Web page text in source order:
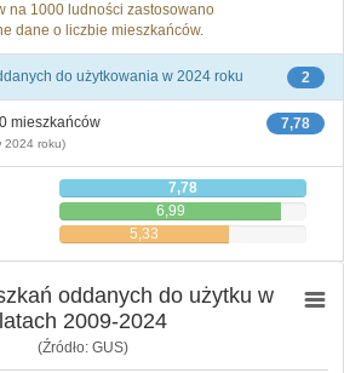
na 1000 ludności zastosowano
dane o liczbie mieszkańców.
2
do użytkowania w 2024 roku
7,78
mieszkańców
2024 roku)
7,78
6,99
5,33
oddanych do użytku w
latach 2009-2024
(Źródło: GUS)